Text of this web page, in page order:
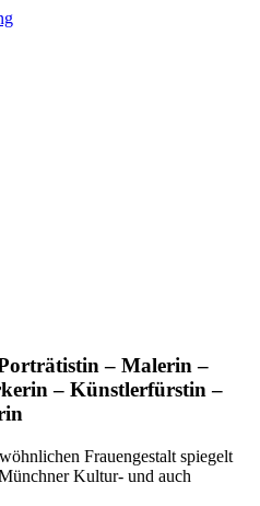
– Malerin –
– Künstlerfürstin –
Frauengestalt spiegelt
Kultur- und auch